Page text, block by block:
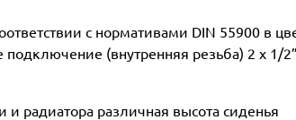
с нормативами DIN 55900 в
(внутренняя резьба) 2 х 1/2”
радиатора различная высота сиденья